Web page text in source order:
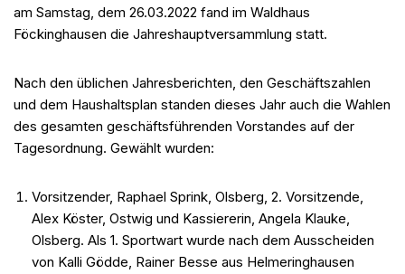
am Samstag, dem 26.03.2022 fand im Waldhaus
Föckinghausen die Jahreshauptversammlung statt.
Nach den üblichen Jahresberichten, den Geschäftszahlen
und dem Haushaltsplan standen dieses Jahr auch die Wahlen
des gesamten geschäftsführenden Vorstandes auf der
Tagesordnung. Gewählt wurden:
Vorsitzender, Raphael Sprink, Olsberg, 2. Vorsitzende,
Alex Köster, Ostwig und Kassiererin, Angela Klauke,
Olsberg. Als 1. Sportwart wurde nach dem Ausscheiden
von Kalli Gödde, Rainer Besse aus Helmeringhausen